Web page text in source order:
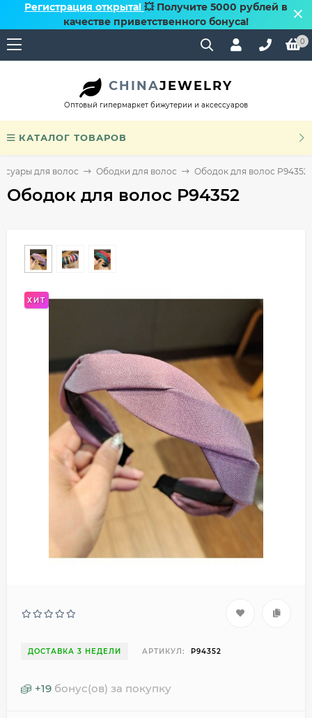
Регистрация открыта! 💥 Получите 5000 рублей в
качестве приветственного бонуса!
0
CHINAJEWELRY
Оптовый гипермаркет бижутерии и аксессуаров
КАТАЛОГ ТОВАРОВ
для волос Ободки для волос Ободок для волос P94352
Ободок для волос P94352
ХИТ
ДОСТАВКА 3 НЕДЕЛИ АРТИКУЛ: P94352
+19 бонус(ов) за покупку